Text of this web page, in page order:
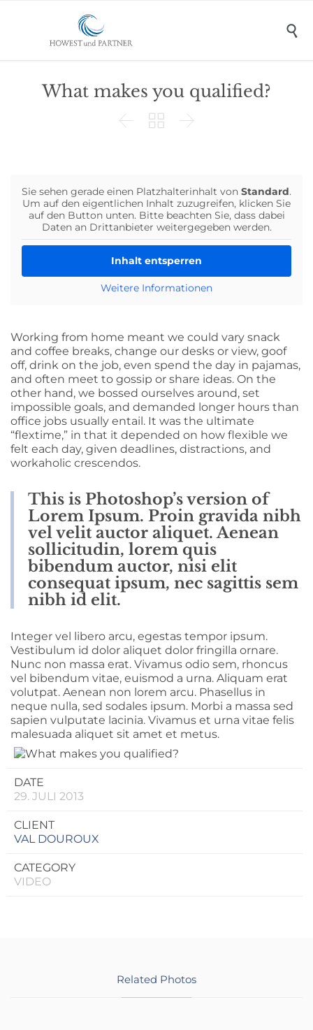

What makes you qualified?
  
Sie sehen gerade einen Platzhalterinhalt von Standard.
Um auf den eigentlichen Inhalt zuzugreifen, klicken Sie
auf den Button unten. Bitte beachten Sie, dass dabei
Daten an Drittanbieter weitergegeben werden.
Inhalt entsperren
Weitere Informationen
Working from home meant we could vary snack
and coffee breaks, change our desks or view, goof
off, drink on the job, even spend the day in pajamas,
and often meet to gossip or share ideas. On the
other hand, we bossed ourselves around, set
impossible goals, and demanded longer hours than
office jobs usually entail. It was the ultimate
“flextime,” in that it depended on how flexible we
felt each day, given deadlines, distractions, and
workaholic crescendos.
This is Photoshop’s version of
Lorem Ipsum. Proin gravida nibh
vel velit auctor aliquet. Aenean
sollicitudin, lorem quis
bibendum auctor, nisi elit
consequat ipsum, nec sagittis sem
nibh id elit.
Integer vel libero arcu, egestas tempor ipsum.
Vestibulum id dolor aliquet dolor fringilla ornare.
Nunc non massa erat. Vivamus odio sem, rhoncus
vel bibendum vitae, euismod a urna. Aliquam erat
volutpat. Aenean non lorem arcu. Phasellus in
neque nulla, sed sodales ipsum. Morbi a massa sed
sapien vulputate lacinia. Vivamus et urna vitae felis
malesuada aliquet sit amet et metus.
DATE
29. JULI 2013
CLIENT
VAL DOUROUX
CATEGORY
VIDEO
Related Photos